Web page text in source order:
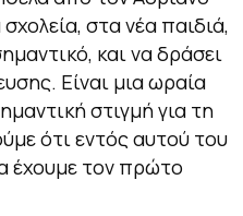
στα νέα παιδιά,
και να δράσει
Είναι μια ωραία
στιγμή για τη
ότι εντός αυτού του
έχουμε τον πρώτο